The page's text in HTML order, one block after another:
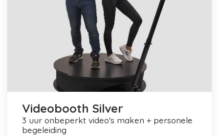
Videobooth Silver
3 uur onbeperkt video's maken + personele
begeleiding